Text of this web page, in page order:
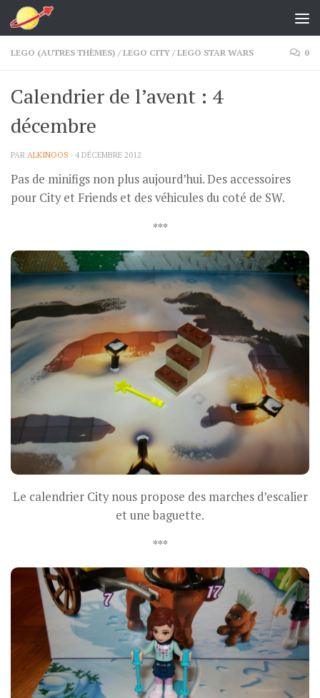
Skip to content
LEGO (AUTRES THÈMES) /LEGO CITY/LEGO STAR WARS 0
Calendrier de l’avent : 4
décembre
PAR ALKINOOS · 4 DÉCEMBRE 2012
Pas de minifigs non plus aujourd’hui. Des accessoires
pour City et Friends et des véhicules du coté de SW.
***
Le calendrier City nous propose des marches d’escalier
et une baguette.
***